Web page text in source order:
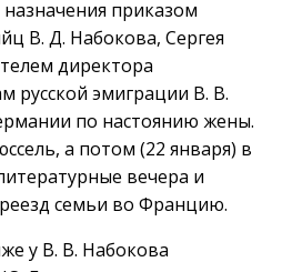
назначения приказом
В. Д. Набокова, Сергея
директора
русской эмиграции В. В.
по настоянию жены.
а потом (22 января) в
вечера и
семьи во Францию.
у В. В. Набокова